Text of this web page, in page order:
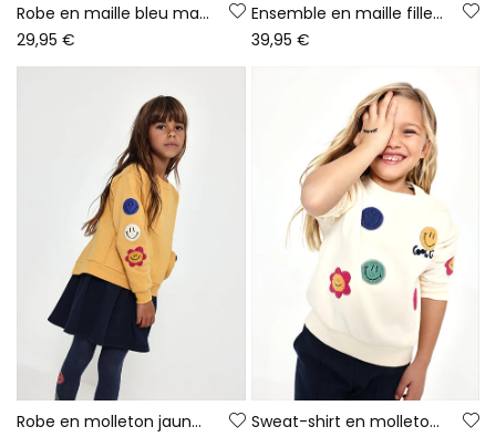
Robe en maille bleu marine imprimée avec sequins
29,95 €
Ensemble en maille fille bleu marine imprimé arc-en-ciel
39,95 €
Robe en molleton jaune avec patches d\'émoticônes Sweat-shirt en molleton fille écru avec emojis